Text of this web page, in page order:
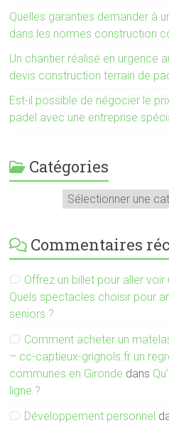
Quelles garanties demander à
dans les normes construction
Un chantier réalisé en urgence
devis construction terrain de
Est-il possible de négocier le
padel avec une entreprise
Catégories
Commentaires
Offrez un billet pour aller
Quels spectacles choisir pour
seniors ?
Comment acheter un
– cc-captieux-grignols.fr un
communes en Gironde dans
ligne ?
Développement personnel